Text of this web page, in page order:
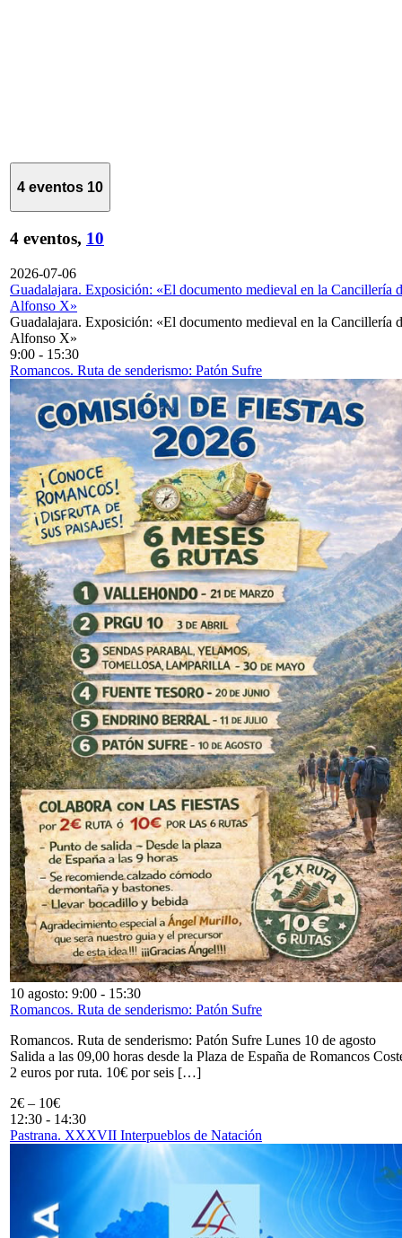
4 eventos 10
4 eventos, 10
2026-07-06
Guadalajara. Exposición: «El documento medieval en la Cancillería
Alfonso X»
Guadalajara. Exposición: «El documento medieval en la Cancillería
Alfonso X»
9:00 - 15:30
Romancos. Ruta de senderismo: Patón Sufre
10 agosto: 9:00 - 15:30
Romancos. Ruta de senderismo: Patón Sufre
Romancos. Ruta de senderismo: Patón Sufre Lunes 10 de agosto
Salida a las 09,00 horas desde la Plaza de España de Romancos
2 euros por ruta. 10€ por seis […]
2€ – 10€
12:30 - 14:30
Pastrana. XXXVII Interpueblos de Natación